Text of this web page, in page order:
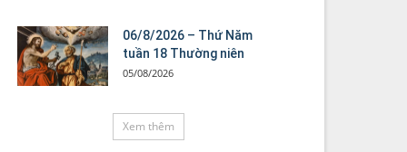
06/8/2026 – Thứ Năm
tuần 18 Thường niên
05/08/2026
Xem thêm